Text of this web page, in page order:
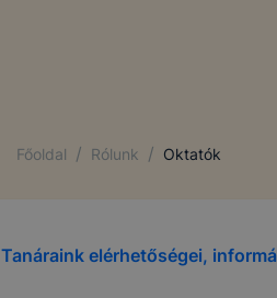
Főoldal / Rólunk / Oktatók
Tanáraink elérhetőségei,